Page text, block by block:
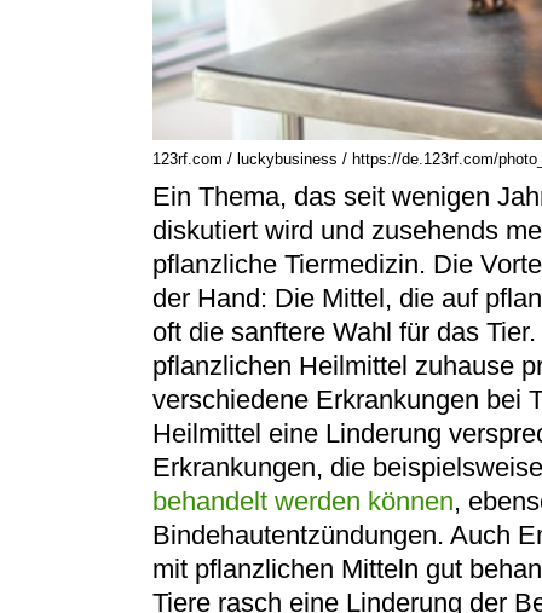
123rf.com / luckybusiness / https://de.123rf.com/
Ein Thema, das seit wenigen
diskutiert wird und zusehends
pflanzliche Tiermedizin. Die
der Hand: Die Mittel, die auf
oft die sanftere Wahl für das
pflanzlichen Heilmittel zuhause
verschiedene Erkrankungen bei
Heilmittel eine Linderung
Erkrankungen, die
behandelt werden können,
Bindehautentzündungen. Auch
mit pflanzlichen Mitteln gut
Tiere rasch eine Linderung der